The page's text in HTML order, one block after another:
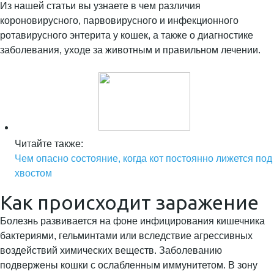
Из нашей статьи вы узнаете в чем различия
короновирусного, парвовирусного и инфекционного
ротавирусного энтерита у кошек, а также о диагностике
заболевания, уходе за животным и правильном лечении.
Читайте также:
Чем опасно состояние, когда кот постоянно лижется под
хвостом
Как происходит заражение
Болезнь развивается на фоне инфицирования кишечника
бактериями, гельминтами или вследствие агрессивных
воздействий химических веществ. Заболеванию
подвержены кошки с ослабленным иммунитетом. В зону